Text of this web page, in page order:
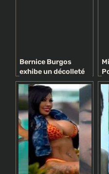
Bernice Burgos
exhibe un décolleté
majeur dans une robe
blanche étriquée